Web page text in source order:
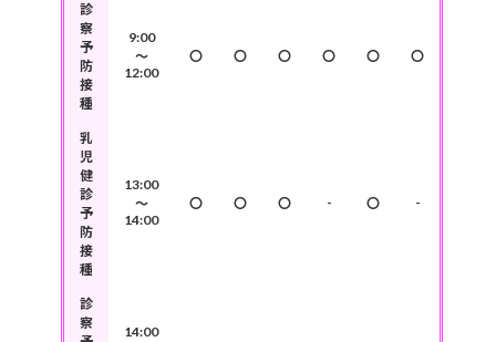
診
察
予
防
接
種
9:00
～
12:00
〇 〇 〇 〇 〇 〇
乳
児
健
診
予
防
接
種
13:00
～
14:00
〇 〇 〇 - 〇 -
診
察
14:00